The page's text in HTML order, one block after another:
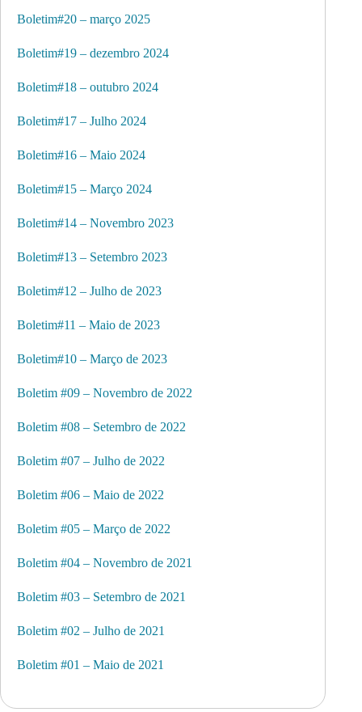
Boletim#20 – março 2025
Boletim#19 – dezembro 2024
Boletim#18 – outubro 2024
Boletim#17 – Julho 2024
Boletim#16 – Maio 2024
Boletim#15 – Março 2024
Boletim#14 – Novembro 2023
Boletim#13 – Setembro 2023
Boletim#12 – Julho de 2023
Boletim#11 – Maio de 2023
Boletim#10 – Março de 2023
Boletim #09 – Novembro de 2022
Boletim #08 – Setembro de 2022
Boletim #07 – Julho de 2022
Boletim #06 – Maio de 2022
Boletim #05 – Março de 2022
Boletim #04 – Novembro de 2021
Boletim #03 – Setembro de 2021
Boletim #02 – Julho de 2021
Boletim #01 – Maio de 2021